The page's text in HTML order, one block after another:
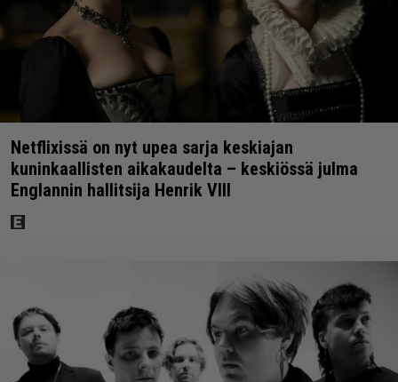
Netflixissä on nyt upea sarja keskiajan
kuninkaallisten aikakaudelta – keskiössä julma
Englannin hallitsija Henrik VIII